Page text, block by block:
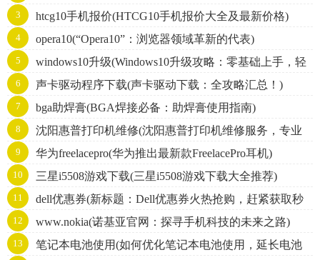
3 htcg10手机报价(HTCG10手机报价大全及最新价格)
4 opera10(“Opera10”：浏览器领域革新的代表)
5
windows10升级(Windows10升级攻略：零基础上手，轻
松升级！)
6 声卡驱动程序下载(声卡驱动下载：全攻略汇总！)
7 bga助焊膏(BGA焊接必备：助焊膏使用指南)
8
沈阳惠普打印机维修(沈阳惠普打印机维修服务，专业
快捷，值得信赖)
9 华为freelacepro(华为推出最新款FreelacePro耳机)
10 三星i5508游戏下载(三星i5508游戏下载大全推荐)
11
dell优惠券(新标题：Dell优惠券火热抢购，赶紧获取秒
杀电脑好价！)
12 www.nokia(诺基亚官网：探寻手机科技的未来之路)
13
笔记本电池使用(如何优化笔记本电池使用，延长电池